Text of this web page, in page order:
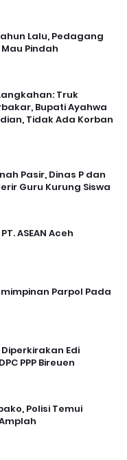
Lalu, Pedagang
Pindah
Truk
Bupati Ayahwa
Tidak Ada Korban
Pasir, Dinas P dan
Guru Kurung Siswa
ASEAN Aceh
Parpol Pada
Edi
PPP Bireuen
Polisi Temui